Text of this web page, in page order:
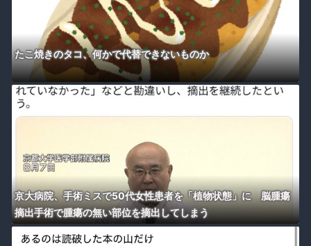
たこ焼きのタコ、何かで代替できないものか
京大病院、手術ミスで50代女性患者を「植物状態」に 脳腫瘍
摘出手術で腫瘍の無い部位を摘出してしまう